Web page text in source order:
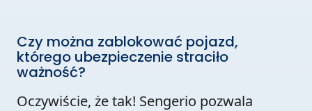
Czy można zablokować pojazd,
którego ubezpieczenie straciło
ważność?
Oczywiście, że tak! Sengerio pozwala